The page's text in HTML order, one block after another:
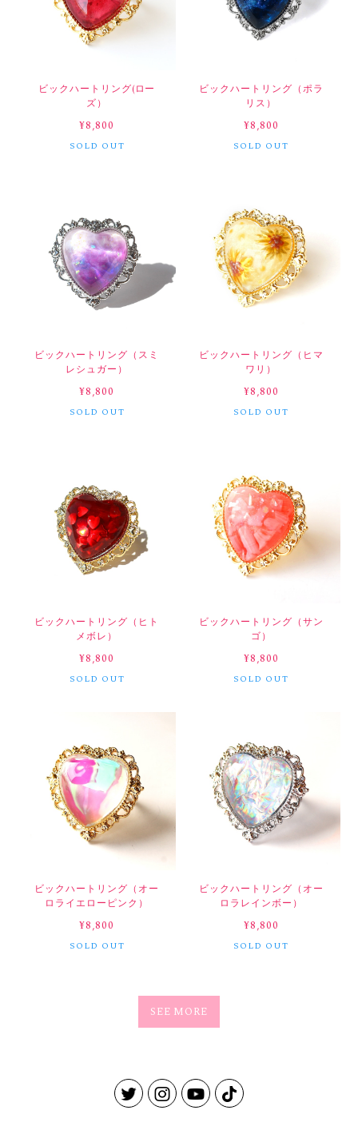
ビックハートリング(ロー
ズ）
¥8,800
SOLD OUT
ビックハートリング（ポラ
リス）
¥8,800
SOLD OUT
ビックハートリング（スミ
レシュガー）
¥8,800
SOLD OUT
ビックハートリング（ヒマ
ワリ）
¥8,800
SOLD OUT
ビックハートリング（ヒト
メボレ）
¥8,800
SOLD OUT
ビックハートリング（サン
ゴ）
¥8,800
SOLD OUT
ビックハートリング（オー
ロライエローピンク）
¥8,800
SOLD OUT
ビックハートリング（オー
ロラレインボー）
¥8,800
SOLD OUT
SEE MORE